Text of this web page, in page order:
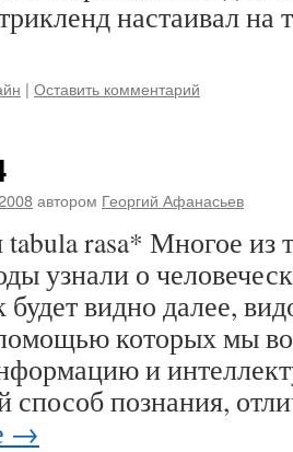
настаивал
| Оставить комментарий
автором Георгий Афанасьев
rasa* Многое из
узнали о
будет видно далее,
которых мы
и
способ познания,
→